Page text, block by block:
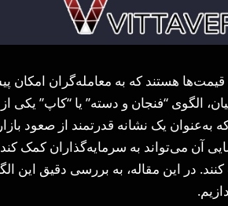
قیمت‌ها هستند که به معامله‌گران امکان
الگوی “فنجان و دسته” یا “کاپ” یکی
به‌عنوان یک نشانه قدرتمند از صعود
آن می‌تواند به سرمایه‌گذاران کمک
در این مقاله، به بررسی دقیق این